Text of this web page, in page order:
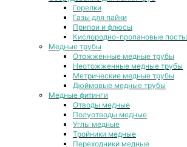
Горелки
Газы для пайки
Припои и флюсы
Кислородно-пропановые посты
Медные трубы
Отожженные медные трубы
Неотожженные медные трубы
Метрические медные трубы
Дюймовые медные трубы
Медные фитинги
Отводы медные
Полуотводы медные
Углы медные
Тройники медные
Переходники медные